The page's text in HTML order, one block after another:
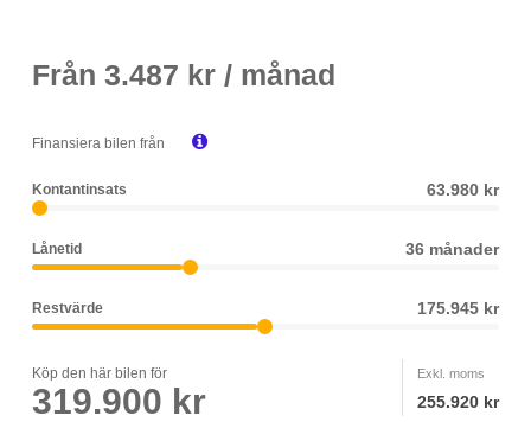
Från 3.487 kr / månad
Finansiera bilen från 
Kontantinsats 63.980 kr
Lånetid 36 månader
Restvärde 175.945 kr
Köp den här bilen för
319.900 kr
Exkl. moms
255.920 kr